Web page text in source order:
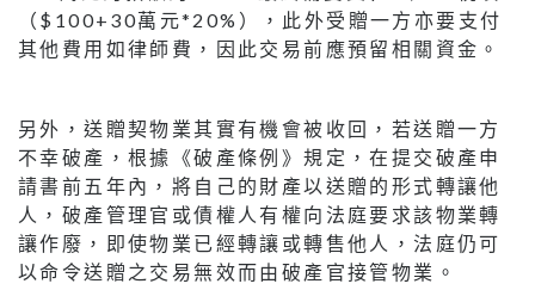
（$100+30萬元*20%），此外受贈一方亦要支付
其他費用如律師費，因此交易前應預留相關資金。
另外，送贈契物業其實有機會被收回，若送贈一方
不幸破產，根據《破產條例》規定，在提交破產申
請書前五年內，將自己的財產以送贈的形式轉讓他
人，破產管理官或債權人有權向法庭要求該物業轉
讓作廢，即使物業已經轉讓或轉售他人，法庭仍可
以命令送贈之交易無效而由破產官接管物業。